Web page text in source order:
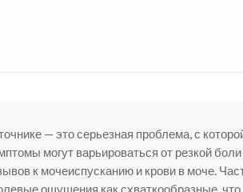
— это серьезная проблема, с
могут варьироваться от резкой
к мочеиспусканию и крови в моче.
ощущения как схваткообразные, что